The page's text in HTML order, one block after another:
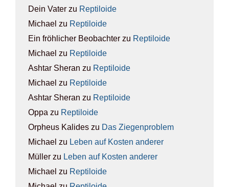
Dein Vater zu Rep­ti­lo­ide
Michael zu Rep­ti­lo­ide
Ein fröhlicher Beobachter zu Rep­ti­lo­ide
Michael zu Rep­ti­lo­ide
Ashtar Sheran zu Rep­ti­lo­ide
Michael zu Rep­ti­lo­ide
Ashtar Sheran zu Rep­ti­lo­ide
Oppa zu Rep­ti­lo­ide
Orpheus Kalides zu Das Zie­gen­pro­blem
Michael zu Leben auf Kos­ten ande­rer
Müller zu Leben auf Kos­ten ande­rer
Michael zu Rep­ti­lo­ide